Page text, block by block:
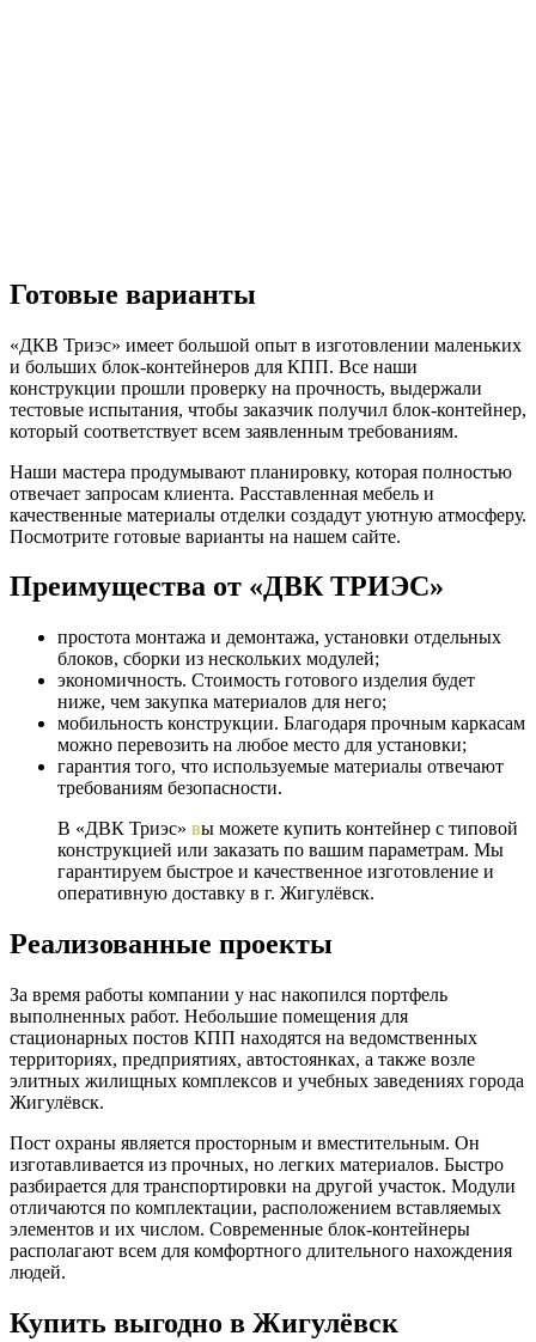
Готовые варианты
«ДКВ Триэс» имеет большой опыт в изготовлении маленьких
и больших блок-контейнеров для КПП. Все наши
конструкции прошли проверку на прочность, выдержали
тестовые испытания, чтобы заказчик получил блок-контейнер,
который соответствует всем заявленным требованиям.
Наши мастера продумывают планировку, которая полностью
отвечает запросам клиента. Расставленная мебель и
качественные материалы отделки создадут уютную атмосферу.
Посмотрите готовые варианты на нашем сайте.
Преимущества от «ДВК ТРИЭС»
простота монтажа и демонтажа, установки отдельных
блоков, сборки из нескольких модулей;
экономичность. Стоимость готового изделия будет
ниже, чем закупка материалов для него;
мобильность конструкции. Благодаря прочным каркасам
можно перевозить на любое место для установки;
гарантия того, что используемые материалы отвечают
требованиям безопасности.
В «ДВК Триэс» вы можете купить контейнер с типовой
конструкцией или заказать по вашим параметрам. Мы
гарантируем быстрое и качественное изготовление и
оперативную доставку в г. Жигулёвск.
Реализованные проекты
За время работы компании у нас накопился портфель
выполненных работ. Небольшие помещения для
стационарных постов КПП находятся на ведомственных
территориях, предприятиях, автостоянках, а также возле
элитных жилищных комплексов и учебных заведениях города
Жигулёвск.
Пост охраны является просторным и вместительным. Он
изготавливается из прочных, но легких материалов. Быстро
разбирается для транспортировки на другой участок. Модули
отличаются по комплектации, расположением вставляемых
элементов и их числом. Современные блок-контейнеры
располагают всем для комфортного длительного нахождения
людей.
Купить выгодно в Жигулёвск